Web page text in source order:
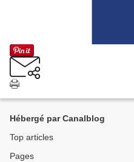
Hébergé par Canalblog
Top articles
Pages